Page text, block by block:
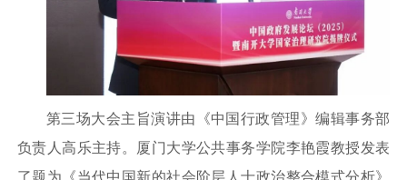
第三场大会主旨演讲由《中国行政管理》编辑事务部
负责人高乐主持。厦门大学公共事务学院李艳霞教授发表